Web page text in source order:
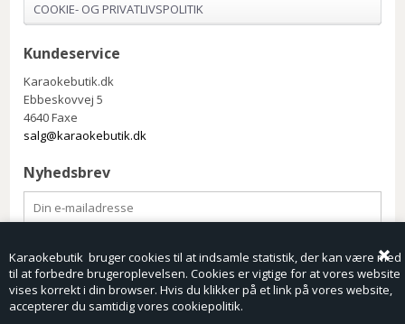
Karaokebutik bruger cookies til at indsamle statistik, der kan være med
til at forbedre brugeroplevelsen. Cookies er vigtige for at vores website
vises korrekt i din browser. Hvis du klikker på et link på vores website,
accepterer du samtidig vores cookiepolitik.
COOKIE- OG PRIVATLIVSPOLITIK
Kundeservice
Karaokebutik.dk
Ebbeskovvej 5
4640 Faxe
salg@karaokebutik.dk
Nyhedsbrev